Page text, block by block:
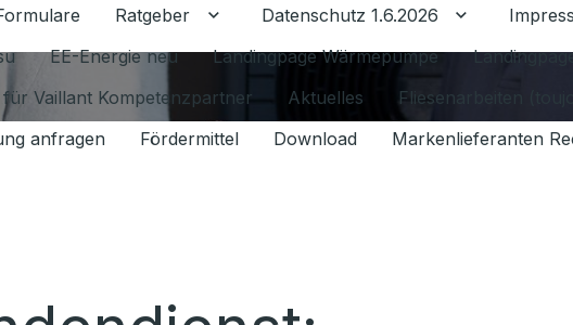
Ratgeber Untermenü für Ratgeber umschalten
Datenschutz 1.6.2026 Untermenü
EE-Energie neu Landingpage Wärmepumpe
Vaillant Kompetenzpartner
Aktuelles Fliesenarbeiten
anfragen
Fördermittel Download Markenlieferanten